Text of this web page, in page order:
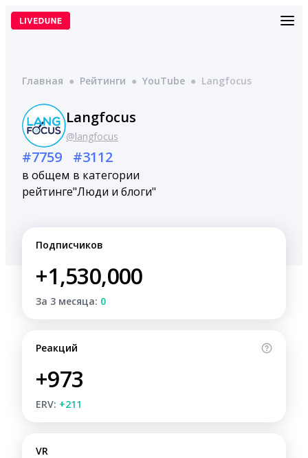
Перейти
Главная ● Рейтинги ● YouTube ● Langfocus
Langfocus
@langfocus
#7759
в общем
рейтинге
#3112
в категории
"Люди и блоги"
Подписчиков
+1,530,000
За 3 месяца: 0
Реакций
+973
ERV: +211
VR